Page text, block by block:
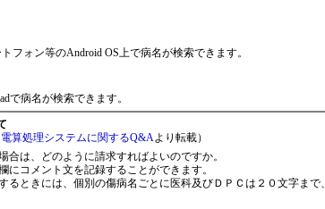
フォン等のAndroid OS上で病名が検索できます。
で病名が検索できます。
算処理システムに関するQ&Aより転載）
は、どのように請求すればよいのですか。
コメント文を記録することができます。
ときには、個別の傷病名ごとに医科及びＤＰＣは２０文字まで